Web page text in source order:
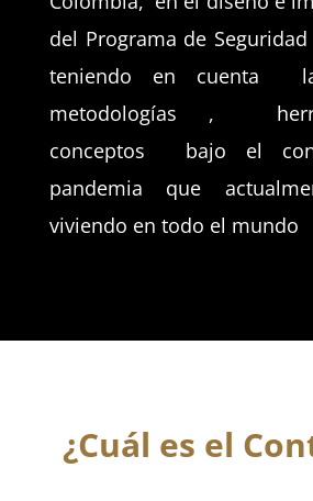
del Programa de
teniendo en cuenta
metodologías ,
conceptos bajo el
pandemia que
viviendo en todo el mundo
¿Cuál es el